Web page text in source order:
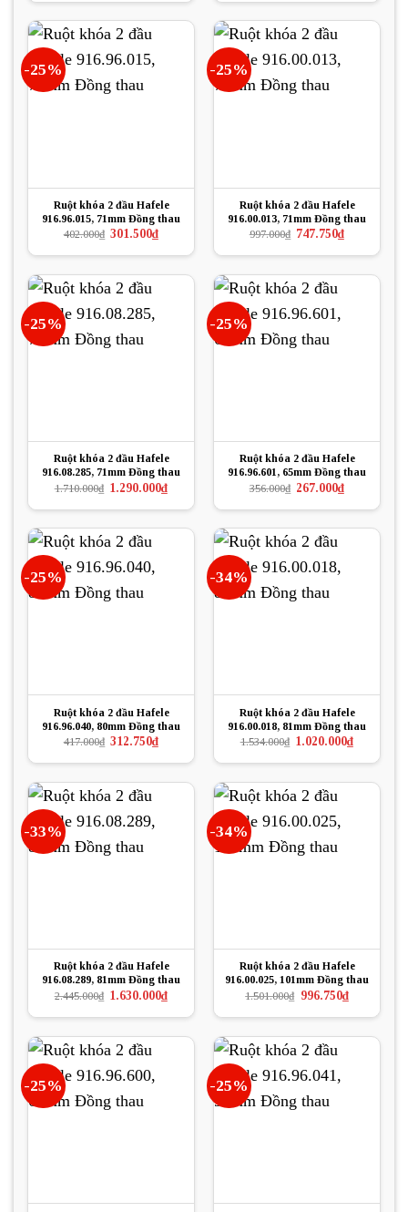
252.000₫.
1.270.000₫.
-25%
Ruột khóa 2 đầu Hafele
916.96.015, 71mm Đồng thau
402.000₫ Giá
là:
301.500₫Giá
hiện
tại
301.500₫.
-25%
Ruột khóa 2 đầu Hafele
916.00.013, 71mm Đồng thau
997.000₫ Giá
là:
747.750₫Giá
hiện
tại
747.750₫.
-25%
Ruột khóa 2 đầu Hafele
916.08.285, 71mm Đồng thau
1.710.000₫ Giá
là:
1.290.000₫Giá
hiện
tại
1.290.000₫.
-25%
Ruột khóa 2 đầu Hafele
916.96.601, 65mm Đồng thau
356.000₫ Giá
là:
267.000₫Giá
hiện
tại
267.000₫.
-25%
Ruột khóa 2 đầu Hafele
916.96.040, 80mm Đồng thau
417.000₫ Giá
là:
312.750₫Giá
hiện
tại
312.750₫.
-34%
Ruột khóa 2 đầu Hafele
916.00.018, 81mm Đồng thau
1.534.000₫ Giá
là:
1.020.000₫Giá
hiện
tại
1.020.000₫.
-33%
Ruột khóa 2 đầu Hafele
916.08.289, 81mm Đồng thau
2.445.000₫ Giá
là:
1.630.000₫Giá
hiện
tại
1.630.000₫.
-34%
Ruột khóa 2 đầu Hafele
916.00.025, 101mm Đồng thau
1.501.000₫ Giá
là:
996.750₫Giá
hiện
tại
996.750₫.
-25% -25%